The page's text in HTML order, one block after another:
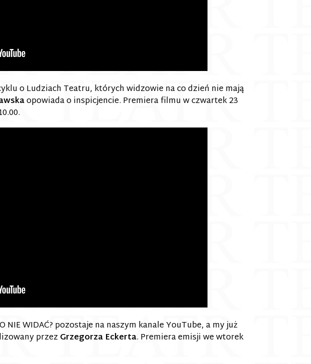
o Ludziach Teatru, których widzowie na co dzień nie mają
opowiada o inspicjencie. Premiera filmu w czwartek 23
NIE WIDAĆ? pozostaje na naszym kanale YouTube, a my już
przez Grzegorza Eckerta. Premiera emisji we wtorek